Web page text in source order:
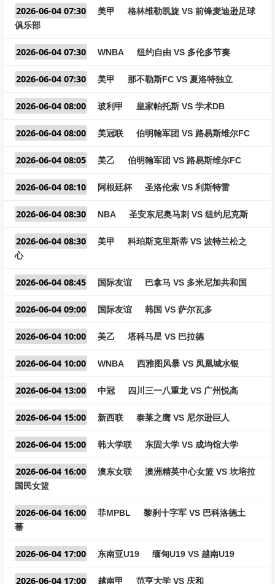
2026-06-04 07:30 美甲
格林维勒凯旋 VS 前锋麦迪逊足球
俱乐部
2026-06-04 07:30 WNBA 纽约自由 VS 多伦多节奏
2026-06-04 07:30 美甲 那不勒斯FC VS 夏洛特独立
2026-06-04 08:00 玻利甲 皇家帕托斯 VS 学术DB
2026-06-04 08:00 美冠联 伯明翰军团 VS 路易斯维尔FC
2026-06-04 08:05 美乙 伯明翰军团 VS 路易斯维尔FC
2026-06-04 08:10 阿根廷杯 圣洛伦索 VS 利斯特雷
2026-06-04 08:30 NBA 圣安东尼奥马刺 VS 纽约尼克斯
2026-06-04 08:30 美甲
科珀斯克里斯蒂 VS 波特兰松之
心
2026-06-04 08:45 国际友谊 巴拿马 VS 多米尼加共和国
2026-06-04 09:00 国际友谊 韩国 VS 萨尔瓦多
2026-06-04 10:00 美乙 塔科马星 VS 巴拉德
2026-06-04 10:00 WNBA 西雅图风暴 VS 凤凰城水银
2026-06-04 13:00 中冠 四川三一八重龙 VS 广州悦高
2026-06-04 15:00 新西联 泰莱之鹰 VS 尼尔逊巨人
2026-06-04 15:00 韩大学联 东固大学 VS 成均馆大学
2026-06-04 16:00 澳东女联
澳洲精英中心女篮 VS 坎培拉
国民女篮
2026-06-04 16:00 菲MPBL
黎刹十字军 VS 巴科洛德土
蕃
2026-06-04 17:00 东南亚U19 缅甸U19 VS 越南U19
2026-06-04 17:00 越南甲 范亨大学 VS 庆和